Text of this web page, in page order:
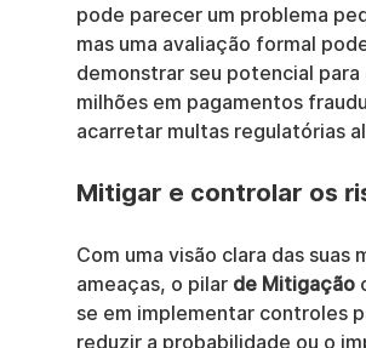
pode parecer um problema
mas uma avaliação formal
demonstrar seu potencial para
milhões em pagamentos
acarretar multas regulatórias
Mitigar e controlar os
Com uma visão clara das suas
ameaças, o pilar de Mitigação
se em implementar controles
reduzir a probabilidade ou o